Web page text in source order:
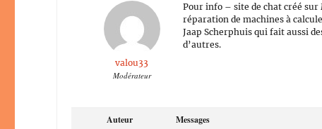
valou33
Modérateur
Pour info – site de chat créé sur
réparation de machines à
Jaap Scherphuis qui fait aussi
d’autres.
Auteur Messages